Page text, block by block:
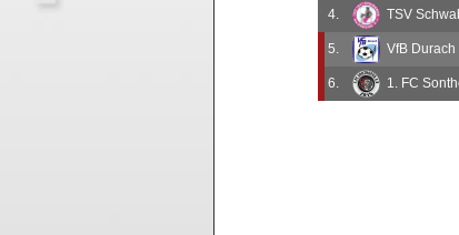
4. TSV
5. VfB Durach
6. 1. FC